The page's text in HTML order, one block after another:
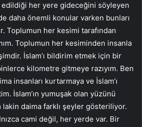
her yere gideceğini söyleyen
daha önemli konular varken bunları
Toplumun her kesimi tarafından
Toplumun her kesiminden insanla
İslam’ı bildirim etmek için bir
kilometre gitmeye razıyım. Ben
insanları kurtarmaya ve İslam’ı
İslam’ın yumuşak olan yüzünü
lakin daima farklı şeyler gösteriliyor.
cami değil, her yerde var. Bir